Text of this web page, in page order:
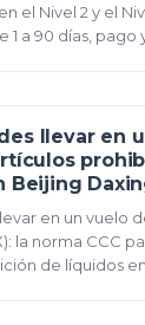
el Nivel 2 y el
a 90 días, pago
llevar en
en un vuelo
la norma CCC
de líquidos